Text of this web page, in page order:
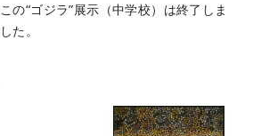
この“ゴジラ”展示（中学校）は終了しま
した。